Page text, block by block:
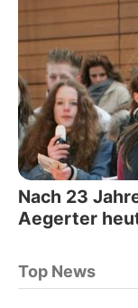
Nach 23
Aegerter
Top News